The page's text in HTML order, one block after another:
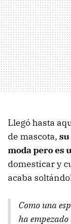
Llegó hasta
de mascota,
moda pero es
domesticar y
acaba
Como una
ha empezado